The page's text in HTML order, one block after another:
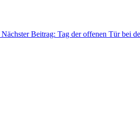
Nächster Beitrag: Tag der offenen Tür bei